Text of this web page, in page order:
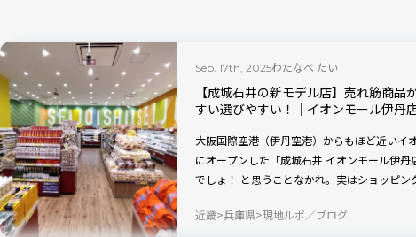
Sep. 17th, 2025わたなべ たい
【成城石井の新モデル店】売れ筋商
すい選びやすい！│イオンモール伊丹
大阪国際空港（伊丹空港）からもほど近いイ
にオープンした「成城石井 イオンモール伊
でしょ！ と思うことなかれ。実はショッピ
は一味異なるお買い物が楽しめるのです。
近畿 兵庫県 現地ルポ／ブログ